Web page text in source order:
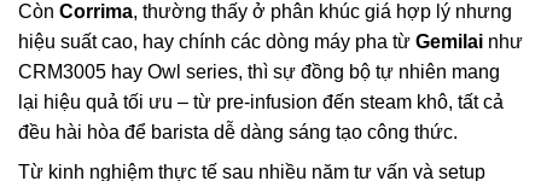
Còn Corrima, thường thấy ở phân khúc giá hợp lý nhưng
hiệu suất cao, hay chính các dòng máy pha từ Gemilai như
CRM3005 hay Owl series, thì sự đồng bộ tự nhiên mang
lại hiệu quả tối ưu – từ pre-infusion đến steam khô, tất cả
đều hài hòa để barista dễ dàng sáng tạo công thức.
Từ kinh nghiệm thực tế sau nhiều năm tư vấn và setup